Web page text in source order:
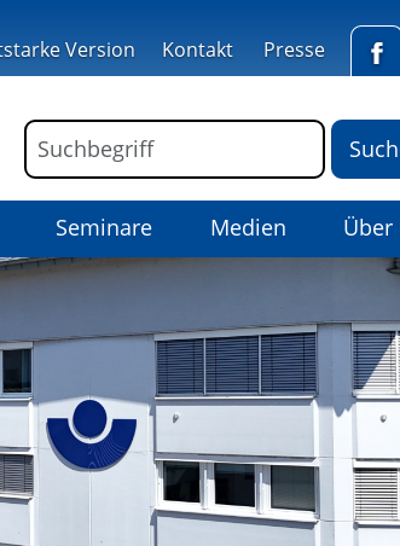
Version Kontakt Presse
Formular für die
Seminare Medien Über